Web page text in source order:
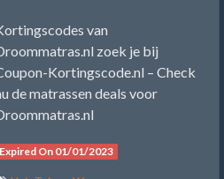
van
zoek je bij
Kortingscode.nl – Check
de matrassen deals voor
Expired On 01/01/2023